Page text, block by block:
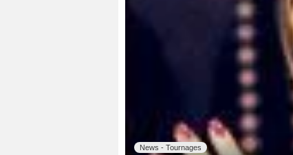
News - Tournages